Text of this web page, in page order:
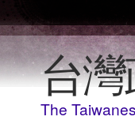
台
The